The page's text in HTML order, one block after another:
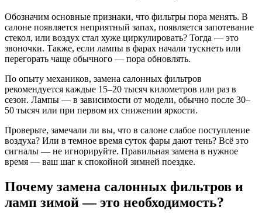
Обозначим основные признаки, что фильтры пора менять. В
салоне появляется неприятный запах, появляется запотевание
стекол, или воздух стал хуже циркулировать? Тогда — это
звоночки. Также, если лампы в фарах начали тускнеть или
перегорать чаще обычного — пора обновлять.
По опыту механиков, замена салонных фильтров
рекомендуется каждые 15–20 тысяч километров или раз в
сезон. Лампы — в зависимости от модели, обычно после 30–
50 тысяч или при первом их снижении яркости.
Проверьте, замечали ли вы, что в салоне слабое поступление
воздуха? Или в темное время суток фары дают тень? Всё это
сигналы — не игнорируйте. Правильная замена в нужное
время — ваш шаг к спокойной зимней поездке.
Почему замена салонных фильтров и
ламп зимой — это необходимость?